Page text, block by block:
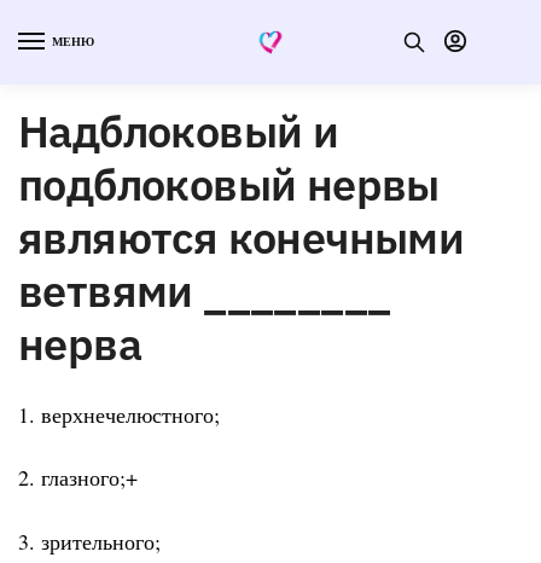
МЕНЮ
Надблоковый и
подблоковый нервы
являются конечными
ветвями ________
нерва
1. верхнечелюстного;
2. глазного;+
3. зрительного;